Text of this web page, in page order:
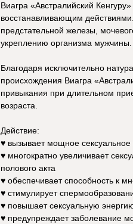
Виагра «Австралийский
восстанавливающим
предстательной железы,
укреплению организма мужчины.
Благодаря исключительно
происхождения Виагра
привыкания при длительном
возраста.
Действие:
♥ вызывает мощное сексуальное
♥ многократно увеличивает
полового акта
♥ обеспечивает способность к
♥ стимулирует
♥ повышает сексуальную
♥ предупреждает заболевание